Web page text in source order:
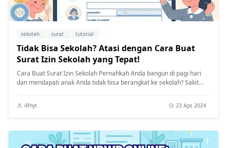
sekolah surat tutorial
Tidak Bisa Sekolah? Atasi dengan Cara Buat
Surat Izin Sekolah yang Tepat!
Cara Buat Surat Izin Sekolah Pernahkah Anda bangun di pagi hari
dan mendapati anak Anda tidak bisa berangkat ke sekolah? Sakit
iRhyt 23 Apr, 2024